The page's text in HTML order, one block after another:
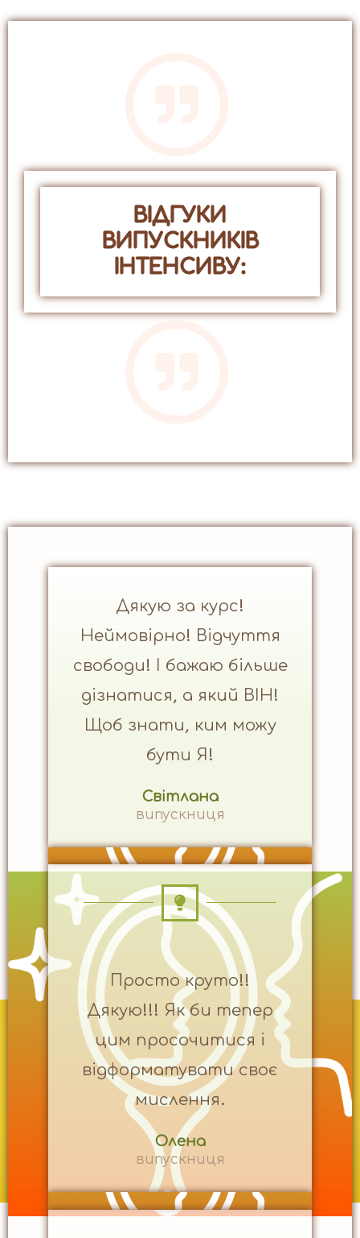
ВІДГУКИ
ВИПУСКНИКІВ
ІНТЕНСИВУ:
Дякую за курс!
Неймовірно! Відчуття
свободи! І бажаю більше
дізнатися, а який ВІН!
Щоб знати, ким можу
бути Я!
Світлана
випускниця
Просто круто!!
Дякую!!! Як би тепер
цим просочитися і
відформатувати своє
мислення.
Олена
випускниця